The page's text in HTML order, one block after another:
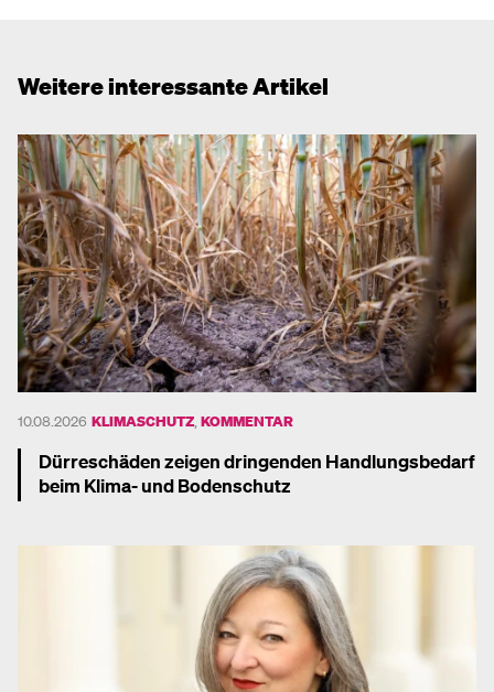
Weitere interessante Artikel
10.08.2026 KLIMASCHUTZ KOMMENTAR
Dürreschäden zeigen dringenden Handlungsbedarf
beim Klima- und Bodenschutz